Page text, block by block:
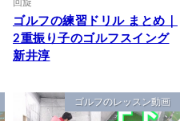
ゴルフの練習ドリル まとめ｜
2重振り子のゴルフスイング
新井淳
ゴルフのレッスン動画